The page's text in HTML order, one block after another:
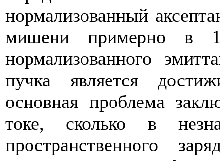
нормализованный
мишени примерно в
нормализованного
пучка является
основная проблема
токе, сколько в
пространственного